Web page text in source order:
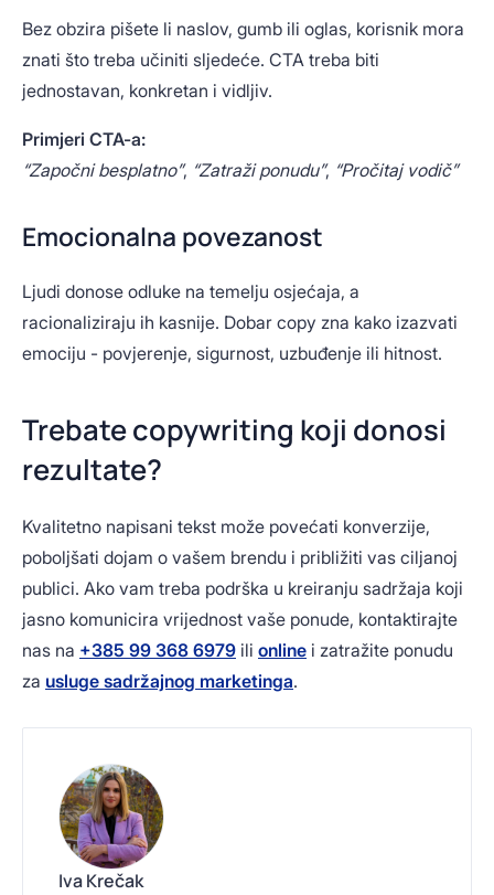
Bez obzira pišete li naslov, gumb ili oglas, korisnik mora
znati što treba učiniti sljedeće. CTA treba biti
jednostavan, konkretan i vidljiv.
Primjeri CTA-a:
“Započni besplatno”, “Zatraži ponudu”, “Pročitaj vodič”
Emocionalna povezanost
Ljudi donose odluke na temelju osjećaja, a
racionaliziraju ih kasnije. Dobar copy zna kako izazvati
emociju - povjerenje, sigurnost, uzbuđenje ili hitnost.
Trebate copywriting koji donosi
rezultate?
Kvalitetno napisani tekst može povećati konverzije,
poboljšati dojam o vašem brendu i približiti vas ciljanoj
publici. Ako vam treba podrška u kreiranju sadržaja koji
jasno komunicira vrijednost vaše ponude, kontaktirajte
nas na +385 99 368 6979 ili online i zatražite ponudu
za usluge sadržajnog marketinga.
Iva Krečak